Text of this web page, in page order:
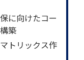
に向けたコー
築
トリックス作